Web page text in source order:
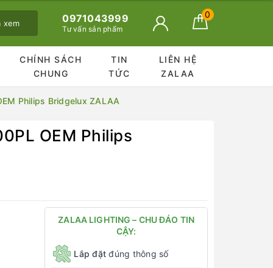
xem 0971043999
Tư vấn sản phẩm
0
CHÍNH SÁCH
CHUNG
TIN
TỨC
LIÊN HỆ
ZALAA
Philips Bridgelux ZALAA
OEM Philips
ZALAA LIGHTING – CHU ĐÁO TIN
CẬY:
Lắp đặt đúng thông số